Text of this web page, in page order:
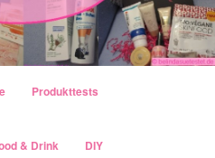
Produkttests
& Drink DIY